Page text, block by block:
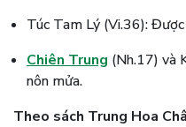
Túc Tam Lý (Vi.36):
Chiên Trung (Nh.17) và
nôn mửa.
Theo sách Trung Hoa